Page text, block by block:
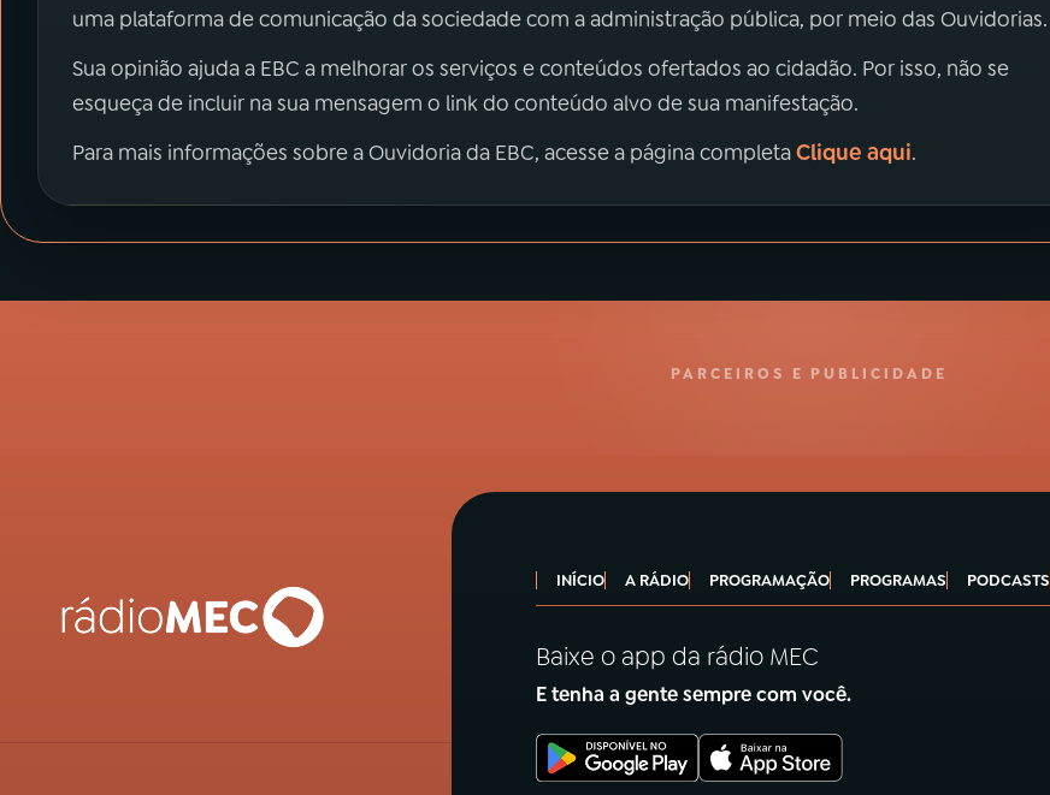
uma plataforma de comunicação da sociedade com a administração pública, por meio das Ouvidorias.
Sua opinião ajuda a EBC a melhorar os serviços e conteúdos ofertados ao cidadão. Por isso, não se
esqueça de incluir na sua mensagem o link do conteúdo alvo de sua manifestação.
Para mais informações sobre a Ouvidoria da EBC, acesse a página completaClique aqui.
PARCEIROS E PUBLICIDADE
INÍCIO A RÁDIO PROGRAMAÇÃO PROGRAMAS PODCASTS
Baixe o app da rádio MEC
E tenha a gente sempre com você.